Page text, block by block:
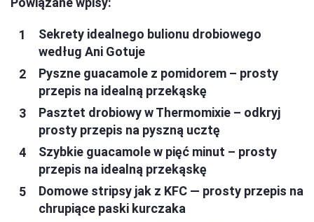
Sekrety idealnego bulionu drobiowego
według Ani Gotuje
Pyszne guacamole z pomidorem – prosty
przepis na idealną przekąskę
Pasztet drobiowy w Thermomixie – odkryj
prosty przepis na pyszną ucztę
Szybkie guacamole w pięć minut – prosty
przepis na idealną przekąskę
Domowe stripsy jak z KFC — prosty przepis na
chrupiące paski kurczaka